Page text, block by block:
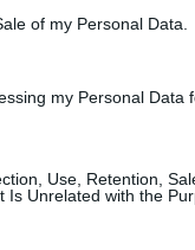
of my Personal Data.
my Personal Data
Use, Retention,
Is Unrelated with the